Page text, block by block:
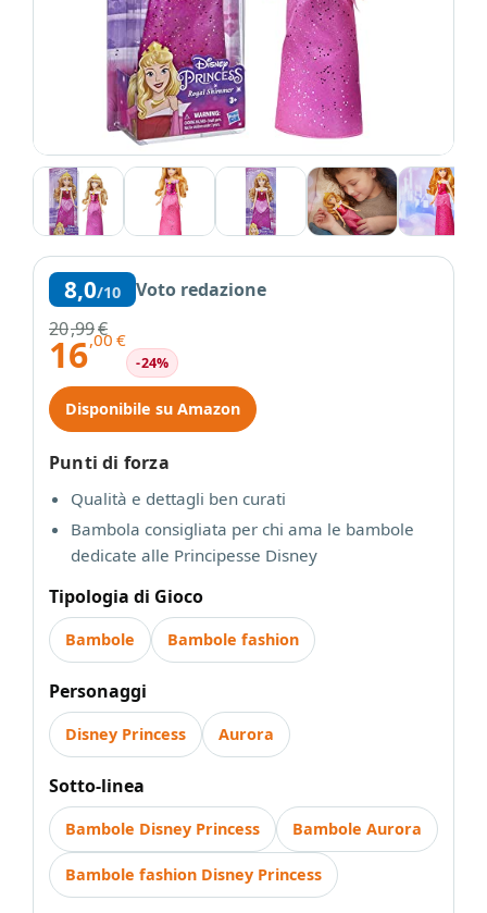
8,0/10
Voto redazione
20,99€
16,00 €
-24%
Disponibile su Amazon
Punti di forza
Qualità e dettagli ben curati
Bambola consigliata per chi ama le bambole
dedicate alle Principesse Disney
Tipologia di Gioco
Bambole Bambole fashion
Personaggi
Disney Princess Aurora
Sotto-linea
Bambole Disney Princess Bambole Aurora
Bambole fashion Disney Princess